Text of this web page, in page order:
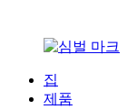
집
제품